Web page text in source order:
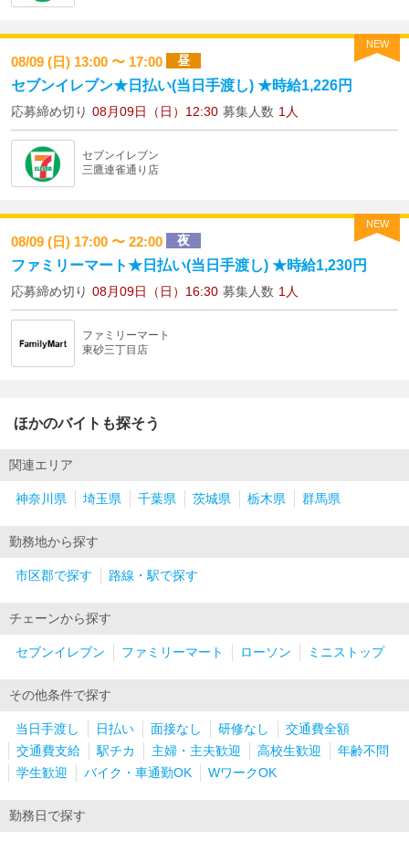
NEW
08/09 (日) 13:00 〜 17:00 昼
セブンイレブン★日払い(当日手渡し) ★時給1,226円
応募締め切り 08月09日（日）12:30 募集人数 1人
セブンイレブン
三鷹連雀通り店
NEW
08/09 (日) 17:00 〜 22:00 夜
ファミリーマート★日払い(当日手渡し) ★時給1,230円
応募締め切り 08月09日（日）16:30 募集人数 1人
ファミリーマート
東砂三丁目店
ほかのバイトも探そう
関連エリア
神奈川県 埼玉県 千葉県 茨城県 栃木県 群馬県
勤務地から探す
市区郡で探す 路線・駅で探す
チェーンから探す
セブンイレブン ファミリーマート ローソン ミニストップ
その他条件で探す
当日手渡し 日払い 面接なし 研修なし
交通費全額
交通費支給
駅チカ 主婦・主夫歓迎 高校生歓迎
年齢不問
学生歓迎
バイク・車通勤OK WワークOK
勤務日で探す